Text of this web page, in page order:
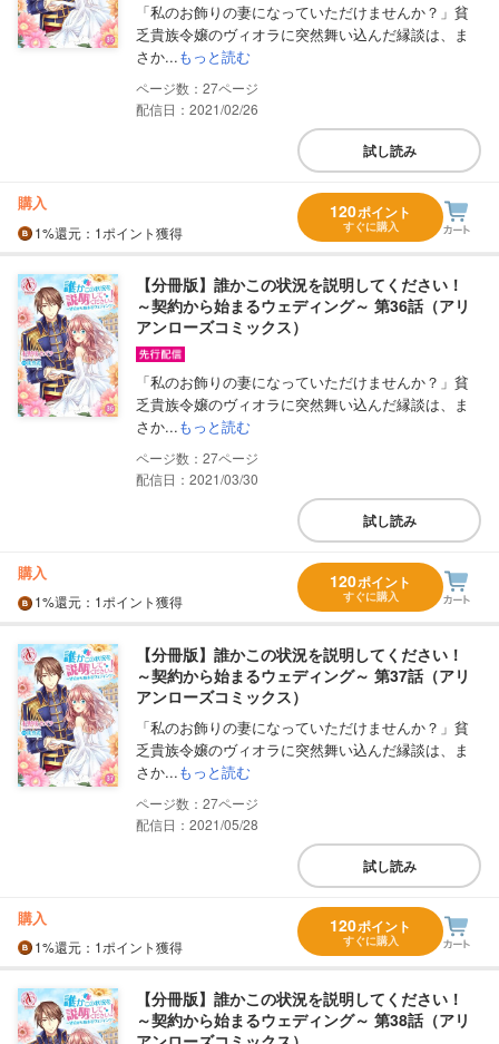
「私のお飾りの妻になっていただけませんか？」貧
乏貴族令嬢のヴィオラに突然舞い込んだ縁談は、ま
さか...もっと読む
27
配信日：2021/02/26
試し読み
購入
1%還元 ：1ポイント獲得
120ポイント
すぐに購入
【分冊版】誰かこの状況を説明してください！
～契約から始まるウェディング～ 第36話（アリ
アンローズコミックス）
「私のお飾りの妻になっていただけませんか？」貧
乏貴族令嬢のヴィオラに突然舞い込んだ縁談は、ま
さか...もっと読む
27
配信日：2021/03/30
試し読み
購入
1%還元 ：1ポイント獲得
120ポイント
すぐに購入
【分冊版】誰かこの状況を説明してください！
～契約から始まるウェディング～ 第37話（アリ
アンローズコミックス）
「私のお飾りの妻になっていただけませんか？」貧
乏貴族令嬢のヴィオラに突然舞い込んだ縁談は、ま
さか...もっと読む
27
配信日：2021/05/28
試し読み
購入
1%還元 ：1ポイント獲得
120ポイント
すぐに購入
【分冊版】誰かこの状況を説明してください！
～契約から始まるウェディング～ 第38話（アリ